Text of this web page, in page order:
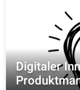
Digitaler